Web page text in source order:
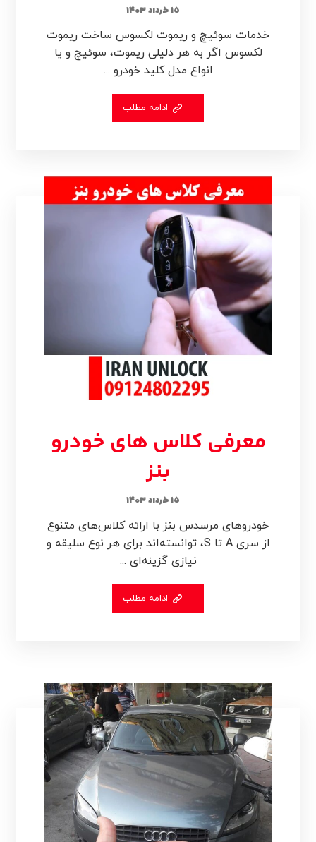
۱۵ خرداد ۱۴۰۳
خدمات سوئیچ و ریموت لکسوس ساخت ریموت
لکسوس اگر به هر دلیلی ریموت، سوئیچ و یا
انواع مدل کلید خودرو ...
ادامه مطلب
معرفی کلاس های خودرو
بنز
۱۵ خرداد ۱۴۰۳
خودروهای مرسدس بنز با ارائه کلاس‌های متنوع
از سری A تا S، توانسته‌اند برای هر نوع سلیقه و
نیازی گزینه‌ای ...
ادامه مطلب